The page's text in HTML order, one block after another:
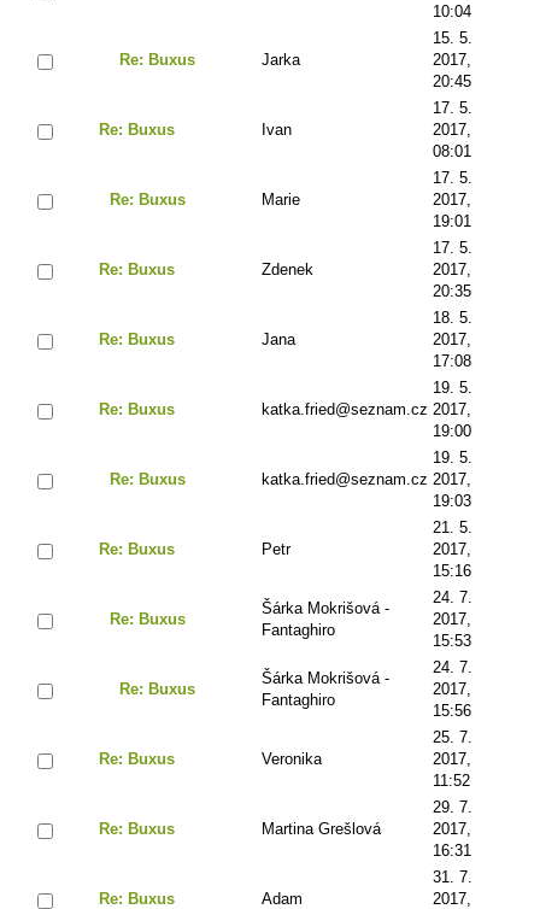
10:04
Re: Buxus Jarka
15. 5.
2017,
20:45
Re: Buxus Ivan
17. 5.
2017,
08:01
Re: Buxus Marie
17. 5.
2017,
19:01
Re: Buxus Zdenek
17. 5.
2017,
20:35
Re: Buxus Jana
18. 5.
2017,
17:08
Re: Buxus katka.fried@seznam.cz
19. 5.
2017,
19:00
Re: Buxus katka.fried@seznam.cz
19. 5.
2017,
19:03
Re: Buxus Petr
21. 5.
2017,
15:16
Re: Buxus
Šárka Mokrišová -
Fantaghiro
24. 7.
2017,
15:53
Re: Buxus
Šárka Mokrišová -
Fantaghiro
24. 7.
2017,
15:56
Re: Buxus Veronika
25. 7.
2017,
11:52
Re: Buxus Martina Grešlová
29. 7.
2017,
16:31
Re: Buxus Adam
31. 7.
2017,